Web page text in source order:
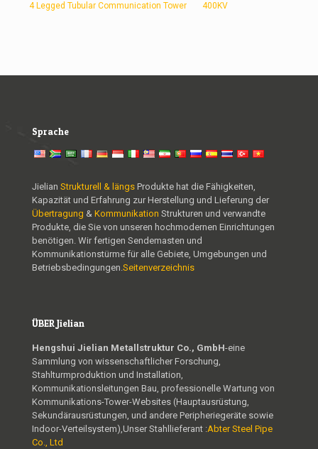
4 Legged Tubular Communication Tower 400KV
Sprache
Jielian Strukturell & längs Produkte hat die Fähigkeiten,
Kapazität und Erfahrung zur Herstellung und Lieferung der
Übertragung & Kommunikation Strukturen und verwandte
Produkte, die Sie von unseren hochmodernen Einrichtungen
benötigen. Wir fertigen Sendemasten und
Kommunikationstürme für alle Gebiete, Umgebungen und
Betriebsbedingungen.Seitenverzeichnis
ÜBER Jielian
Hengshui Jielian Metallstruktur Co., GmbH-eine
Sammlung von wissenschaftlicher Forschung,
Stahlturmproduktion und Installation,
Kommunikationsleitungen Bau, professionelle Wartung von
Kommunikations-Tower-Websites (Hauptausrüstung,
Sekundärausrüstungen, und andere Peripheriegeräte sowie
Indoor-Verteilsystem),Unser Stahllieferant :Abter Steel Pipe
Co., Ltd